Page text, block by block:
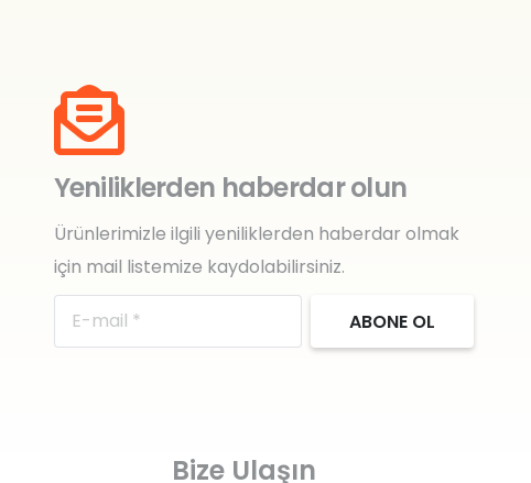
Yeniliklerden haberdar olun
Ürünlerimizle ilgili yeniliklerden haberdar olmak
için mail listemize kaydolabilirsiniz.
ABONE OL
Bize Ulaşın